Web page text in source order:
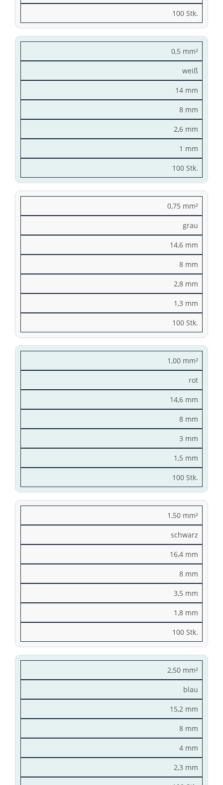
100 Stk.
0,5 mm²
weiß
14 mm
8 mm
2,6 mm
1 mm
100 Stk.
0,75 mm²
grau
14,6 mm
8 mm
2,8 mm
1,3 mm
100 Stk.
1,00 mm²
rot
14,6 mm
8 mm
3 mm
1,5 mm
100 Stk.
1,50 mm²
schwarz
16,4 mm
8 mm
3,5 mm
1,8 mm
100 Stk.
2,50 mm²
blau
15,2 mm
8 mm
4 mm
2,3 mm